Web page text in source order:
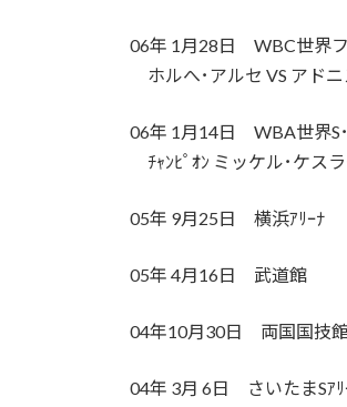
06年 1月28日 WBC世界
ホルへ･アルセ VS アドニ
06年 1月14日 WBA世界S
ﾁｬﾝﾋﾟｵﾝ ミッケル･ケス
05年 9月25日 横浜ｱﾘ
05年 4月16日 武
04年10月30日 両国国
04年 3月 6日 さいたまS